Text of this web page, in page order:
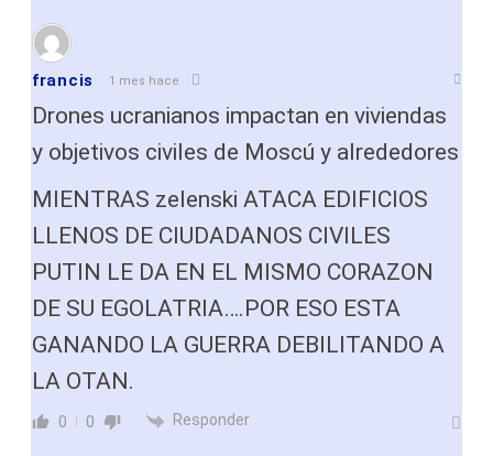
francis 1 mes hace
Drones ucranianos impactan en viviendas
y objetivos civiles de Moscú y alrededores
MIENTRAS zelenski ATACA EDIFICIOS
LLENOS DE CIUDADANOS CIVILES
PUTIN LE DA EN EL MISMO CORAZON
DE SU EGOLATRIA….POR ESO ESTA
GANANDO LA GUERRA DEBILITANDO A
LA OTAN.
0 0 Responder